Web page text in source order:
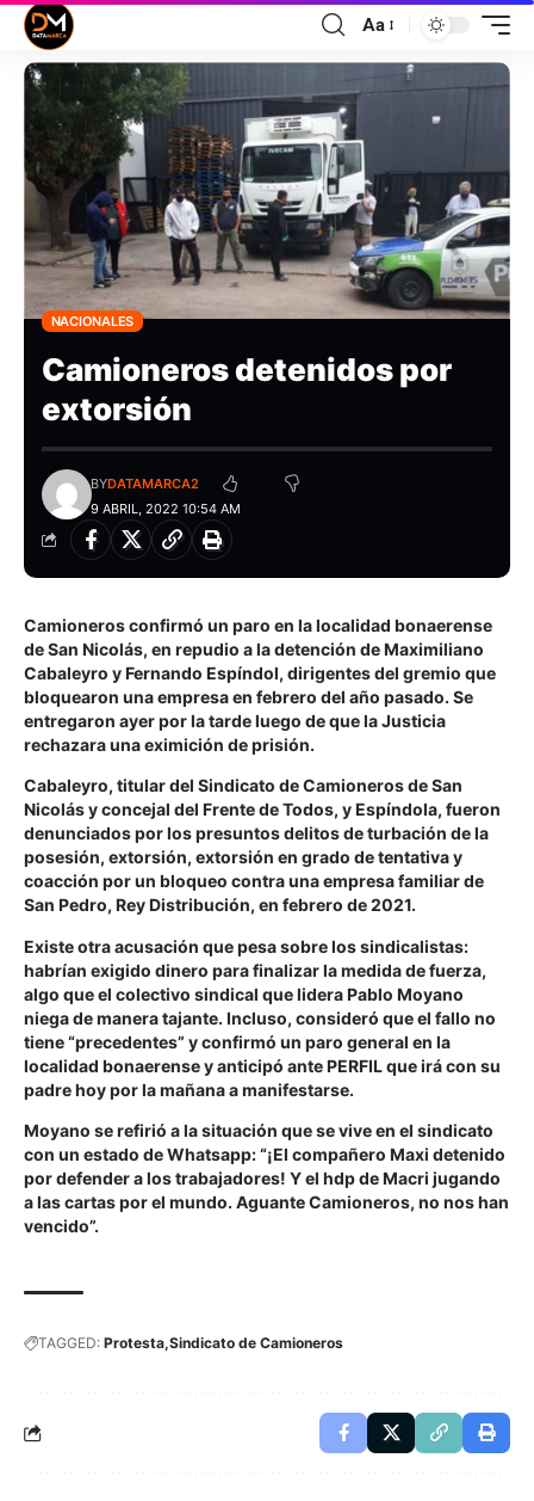
Aa
NACIONALES
Camioneros detenidos por
extorsión
9 ABRIL, 2022 10:54 AM
BYDATAMARCA2
Camioneros confirmó un paro en la localidad bonaerense
de San Nicolás, en repudio a la detención de Maximiliano
Cabaleyro y Fernando Espíndol, dirigentes del gremio que
bloquearon una empresa en febrero del año pasado. Se
entregaron ayer por la tarde luego de que la Justicia
rechazara una eximición de prisión.
Cabaleyro, titular del Sindicato de Camioneros de San
Nicolás y concejal del Frente de Todos, y Espíndola, fueron
denunciados por los presuntos delitos de turbación de la
posesión, extorsión, extorsión en grado de tentativa y
coacción por un bloqueo contra una empresa familiar de
San Pedro, Rey Distribución, en febrero de 2021.
Existe otra acusación que pesa sobre los sindicalistas:
habrían exigido dinero para finalizar la medida de fuerza,
algo que el colectivo sindical que lidera Pablo Moyano
niega de manera tajante. Incluso, consideró que el fallo no
tiene “precedentes” y confirmó un paro general en la
localidad bonaerense y anticipó ante PERFIL que irá con su
padre hoy por la mañana a manifestarse.
Moyano se refirió a la situación que se vive en el sindicato
con un estado de Whatsapp: “¡El compañero Maxi detenido
por defender a los trabajadores! Y el hdp de Macri jugando
a las cartas por el mundo. Aguante Camioneros, no nos han
vencido”.
TAGGED: Protesta Sindicato de Camioneros